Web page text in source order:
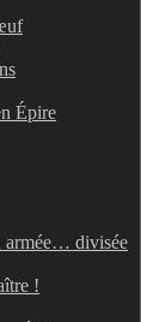
Épire
armée… divisée
!